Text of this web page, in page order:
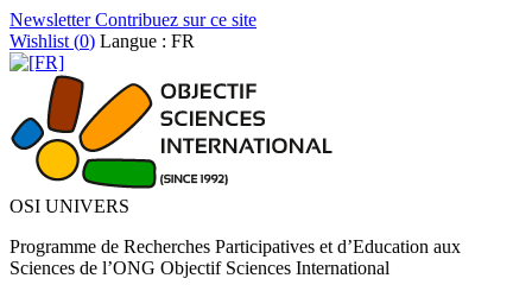
NewsletterContribuez sur ce site
Wishlist (0) Langue : FR
OSI UNIVERS
Programme de Recherches Participatives et d’Education aux
Sciences de l’ONG Objectif Sciences International